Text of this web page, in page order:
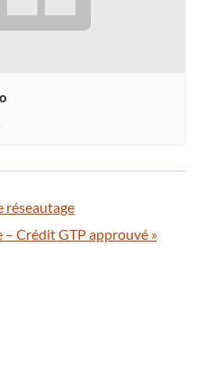
réseautage
Crédit GTP approuvé »